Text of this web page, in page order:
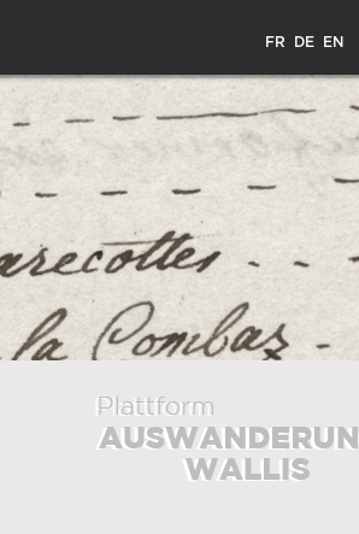
FR DE EN